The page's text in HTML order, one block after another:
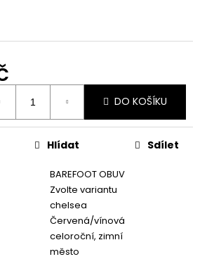
DO KOŠÍKU
BAREFOOT OBUV
Zvolte variantu
chelsea
Červená/vínová
celoroční, zimní
město
Hlídat Sdílet